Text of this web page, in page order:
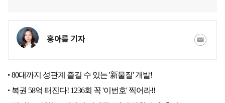
홍아름 기자